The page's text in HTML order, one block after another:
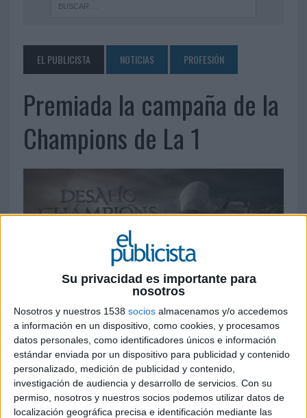
Su privacidad es importante para
nosotros
Nosotros y nuestros 1538 socios almacenamos y/o accedemos
a información en un dispositivo, como cookies, y procesamos
datos personales, como identificadores únicos e información
estándar enviada por un dispositivo para publicidad y contenido
personalizado, medición de publicidad y contenido,
investigación de audiencia y desarrollo de servicios. Con su
permiso, nosotros y nuestros socios podemos utilizar datos de
localización geográfica precisa e identificación mediante las
EL PUBLICISTA NOTICIAS PROFESIÓN
Premiada la campaña de la
Champions de La 1
20 DE OCTUBRE DE 2010
Con un premio internacional PromaxBDA
La campaña “Champions”, en la que TVE anunciaba la vuelta de la Champions
League a La 1, ha sido galardonada con una medalla de plata internacional
PromaxBDA Latin America a la mejor promoción del deporte, que esta asociación